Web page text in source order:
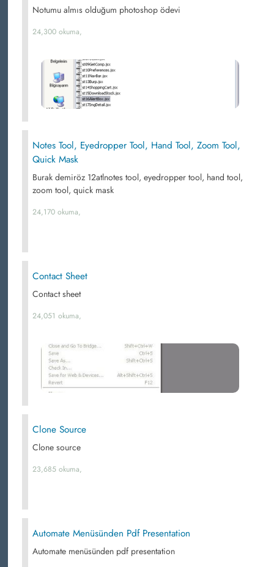
Notumu almıs olduğum photoshop ödevi
24,300 okuma,
Notes Tool, Eyedropper Tool, Hand Tool, Zoom Tool,
Quick Mask
Burak demiröz 12atlnotes tool, eyedropper tool, hand tool,
zoom tool, quick mask
24,170 okuma,
Contact Sheet
Contact sheet
24,051 okuma,
Clone Source
Clone source
23,685 okuma,
Automate Menüsünden Pdf Presentation
Automate menüsünden pdf presentation